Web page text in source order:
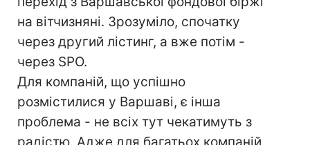
на вітчизняні. Зрозуміло, спочатку
через другий лістинг, а вже потім -
через SPO.
Для компаній, що успішно
розмістилися у Варшаві, є інша
проблема - не всіх тут чекатимуть з